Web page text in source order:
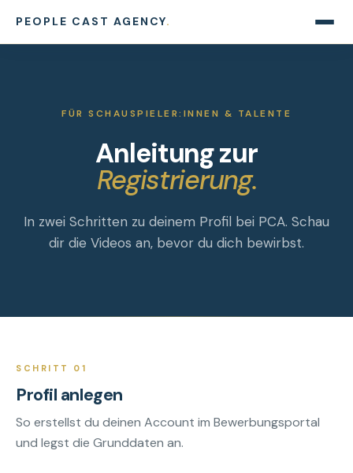
PEOPLE CAST AGENCY.
FÜR SCHAUSPIELER:INNEN & TALENTE
Anleitung zur
Registrierung.
In zwei Schritten zu deinem Profil bei PCA. Schau
dir die Videos an, bevor du dich bewirbst.
SCHRITT 01
Profil anlegen
So erstellst du deinen Account im Bewerbungsportal
und legst die Grunddaten an.